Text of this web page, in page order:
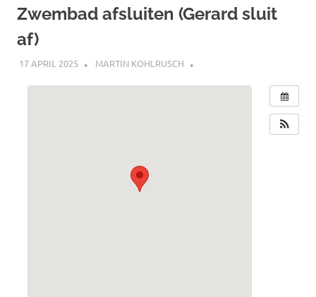
inhoud
Zwembad afsluiten (Gerard sluit
af)
17 APRIL 2025 MARTIN KOHLRUSCH